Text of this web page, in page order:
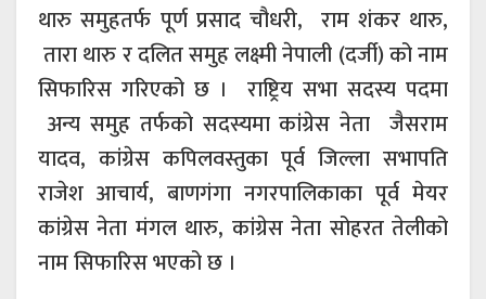
थारु समुहतर्फ पूर्ण प्रसाद चौधरी, राम शंकर थारु,
तारा थारु र दलित समुह लक्ष्मी नेपाली (दर्जी) को नाम
सिफारिस गरिएको छ । राष्ट्रिय सभा सदस्य पदमा
अन्य समुह तर्फको सदस्यमा कांग्रेस नेता जैसराम
यादव, कांग्रेस कपिलवस्तुका पूर्व जिल्ला सभापति
राजेश आचार्य, बाणगंगा नगरपालिकाका पूर्व मेयर
कांग्रेस नेता मंगल थारु, कांग्रेस नेता सोहरत तेलीको
नाम सिफारिस भएको छ ।